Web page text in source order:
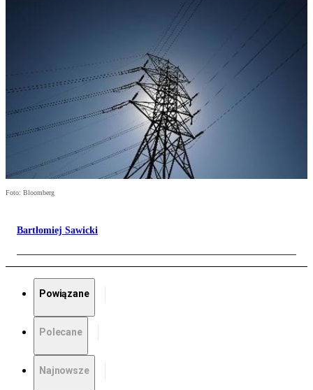
Foto: Bloomberg
Bartłomiej Sawicki
Powiązane
Polecane
Najnowsze